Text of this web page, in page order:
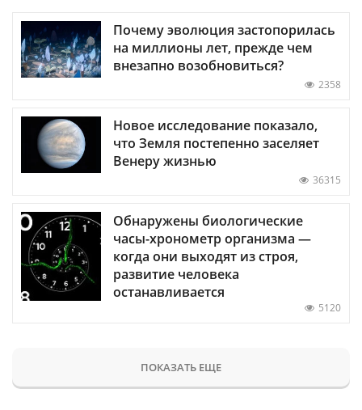
Почему эволюция застопорилась
на миллионы лет, прежде чем
внезапно возобновиться?
2358
Новое исследование показало,
что Земля постепенно заселяет
Венеру жизнью
36315
Обнаружены биологические
часы-хронометр организма —
когда они выходят из строя,
развитие человека
останавливается
5120
ПОКАЗАТЬ ЕЩЕ